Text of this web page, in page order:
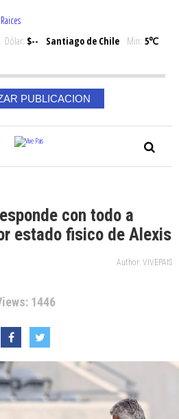
$-- Santiago de Chile Min: 5℃
PUBLICACION
con todo a
estado fisico de Alexis
Author: VIVEPAIS
1446